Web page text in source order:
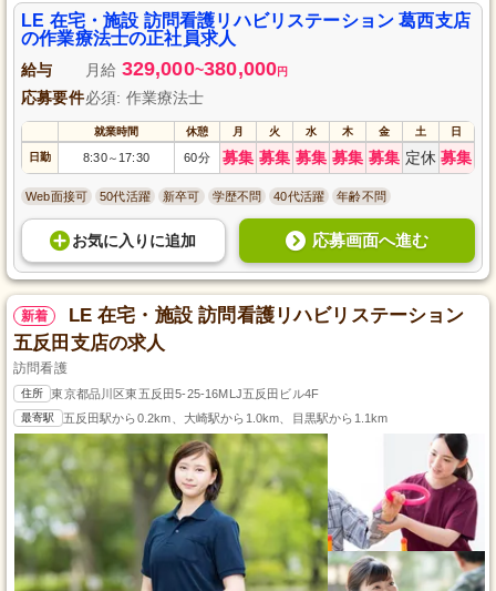
LE 在宅・施設 訪問看護リハビリステーション 葛西支店
の作業療法士の正社員求人
給与 月給 329,000~380,000円
応募要件必須: 作業療法士
就業時間 休憩 月 火 水 木 金 土 日
日勤 8:30～ 17:30 60分 募集 募集 募集 募集 募集 定休 募集
Web面接可 50代活躍 新卒可 学歴不問 40代活躍 年齢不問
お気に入り に追加 応募画面へ進む
新着
LE 在宅・施設 訪問看護リハビリステーション
五反田支店の求人
訪問看護
住所 東京都品川区東五反田5-25-16MLJ五反田ビル4F
最寄駅 五反田駅から0.2km、大崎駅から1.0km、目黒駅から1.1km